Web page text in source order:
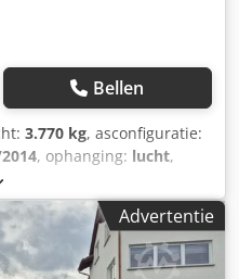
Bellen
3.770 kg, asconfiguratie:
, ophanging: lucht,
geen,
– fabrikant:
– aantal assen: 2 –
Plus – remmen:
Advertentie